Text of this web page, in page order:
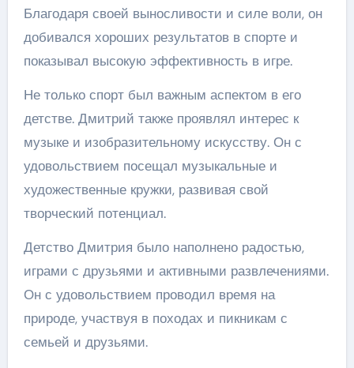
Благодаря своей выносливости и силе воли, он
добивался хороших результатов в спорте и
показывал высокую эффективность в игре.
Не только спорт был важным аспектом в его
детстве. Дмитрий также проявлял интерес к
музыке и изобразительному искусству. Он с
удовольствием посещал музыкальные и
художественные кружки, развивая свой
творческий потенциал.
Детство Дмитрия было наполнено радостью,
играми с друзьями и активными развлечениями.
Он с удовольствием проводил время на
природе, участвуя в походах и пикникам с
семьей и друзьями.